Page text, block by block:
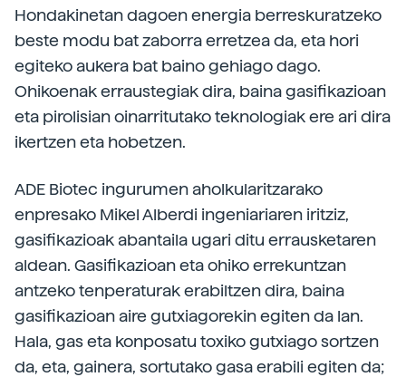
Hondakinetan dagoen energia berreskuratzeko
beste modu bat zaborra erretzea da, eta hori
egiteko aukera bat baino gehiago dago.
Ohikoenak erraustegiak dira, baina gasifikazioan
eta pirolisian oinarritutako teknologiak ere ari dira
ikertzen eta hobetzen.
ADE Biotec ingurumen aholkularitzarako
enpresako Mikel Alberdi ingeniariaren iritziz,
gasifikazioak abantaila ugari ditu errausketaren
aldean. Gasifikazioan eta ohiko errekuntzan
antzeko tenperaturak erabiltzen dira, baina
gasifikazioan aire gutxiagorekin egiten da lan.
Hala, gas eta konposatu toxiko gutxiago sortzen
da, eta, gainera, sortutako gasa erabili egiten da;